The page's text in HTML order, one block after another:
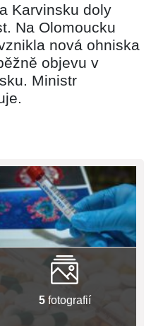
Karvinsku doly
Na Olomoucku
nová ohniska
objevu v
Ministr
5fotografií